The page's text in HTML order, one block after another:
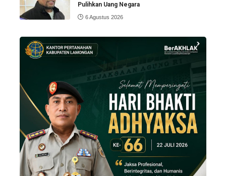
Pulihkan Uang Negara
6 Agustus 2026